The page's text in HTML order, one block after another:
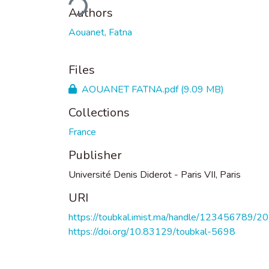
Authors
Aouanet, Fatna
Files
AOUANET FATNA.pdf(9.09 MB)
Collections
France
Publisher
Université Denis Diderot - Paris VII, Paris
URI
https://toubkal.imist.ma/handle/123456789/
https://doi.org/10.83129/toubkal-5698